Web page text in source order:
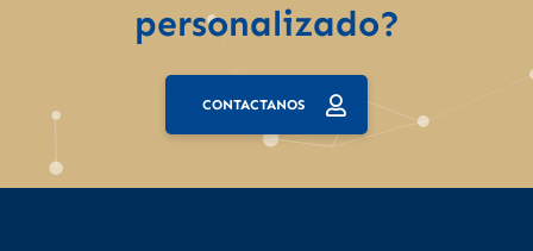
personalizado?
CONTACTANOS